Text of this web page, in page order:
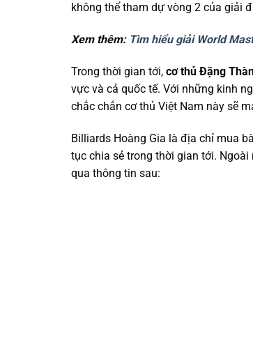
không thể tham dự vòng 2 của giải
Xem thêm: Tìm hiểu giải World
Trong thời gian tới, cơ thủ Đặng
vực và cả quốc tế. Với những kinh
chắc chắn cơ thủ Việt Nam này sẽ
Billiards Hoàng Gia là địa chỉ mua
tục chia sẻ trong thời gian tới.
qua thông tin sau: